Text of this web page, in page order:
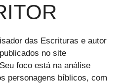
das Escrituras e autor
no site
foco está na análise
personagens bíblicos, com